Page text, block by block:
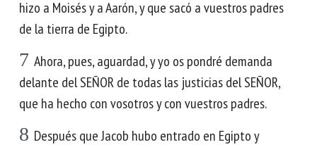
hizo a Moisés y a Aarón, y que sacó a vuestros padres
de la tierra de Egipto.
7 Ahora, pues, aguardad, y yo os pondré demanda
delante del SEÑOR de todas las justicias del SEÑOR,
que ha hecho con vosotros y con vuestros padres.
8 Después que Jacob hubo entrado en Egipto y